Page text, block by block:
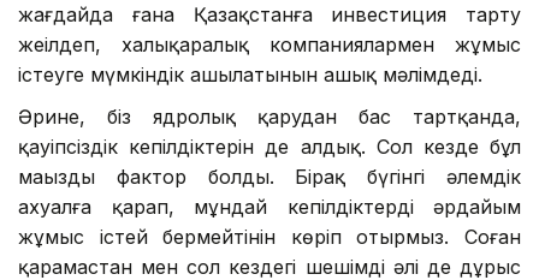
жағдайда ғана Қазақстанға инвестиция тарту
жеңілдеп, халықаралық компаниялармен жұмыс
істеуге мүмкіндік ашылатынын ашық мәлімдеді.
Әрине, біз ядролық қарудан бас тартқанда,
қауіпсіздік кепілдіктерін де алдық. Сол кезде бұл
маңызды фактор болды. Бірақ бүгінгі әлемдік
ахуалға қарап, мұндай кепілдіктердің әрдайым
жұмыс істей бермейтінін көріп отырмыз. Соған
қарамастан мен сол кездегі шешімді әлі де дұрыс